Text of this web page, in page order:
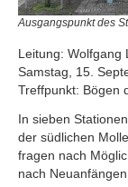
Ausgangspunkt des
Leitung: Wolfgang
Samstag, 15.
Treffpunkt: Bögen
In sieben
der südlichen
fragen nach
nach Neuanfängen.